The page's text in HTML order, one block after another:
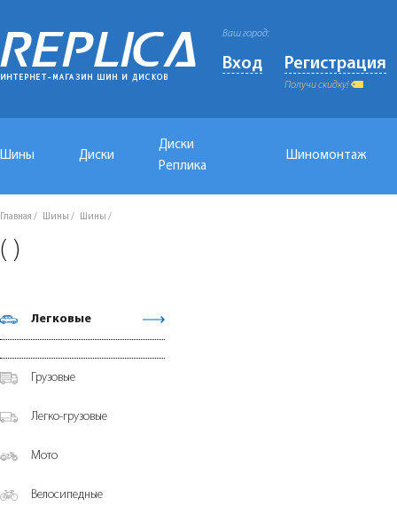
Ваш город:
Вход Регистрация
Получи скидку!
Шины Диски
Диски
Реплика
Шиномонтаж
Главная Шины Шины
( )
Легковые
Грузовые
Легко-грузовые
Мото
Велосипедные